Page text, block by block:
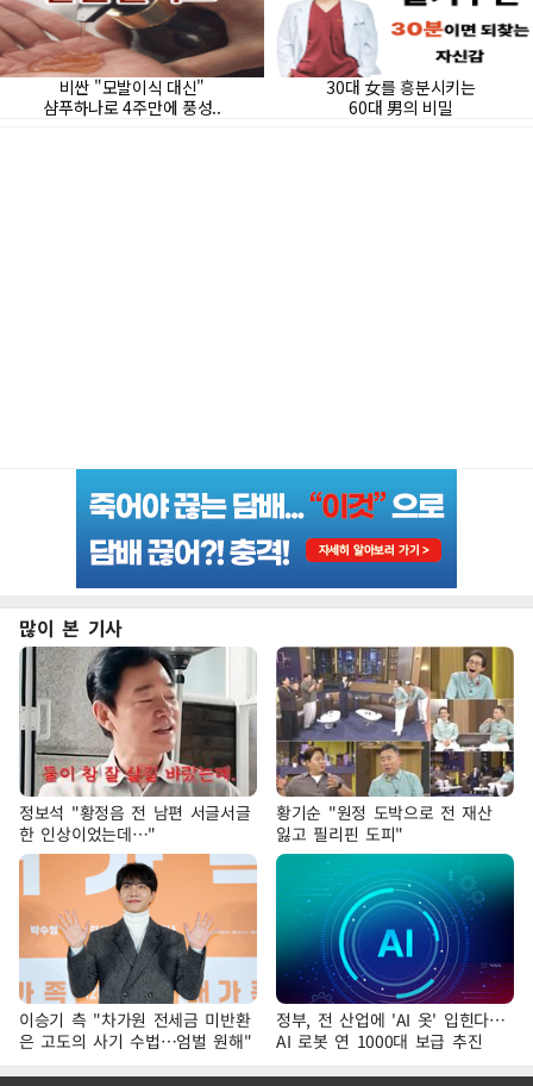
많이 본 기사
정보석 "황정음 전 남편 서글서글
한 인상이었는데…"
황기순 "원정 도박으로 전 재산
잃고 필리핀 도피"
이승기 측 "차가원 전세금 미반환
은 고도의 사기 수법…엄벌 원해"
정부, 전 산업에 'AI 옷' 입힌다…
AI 로봇 연 1000대 보급 추진